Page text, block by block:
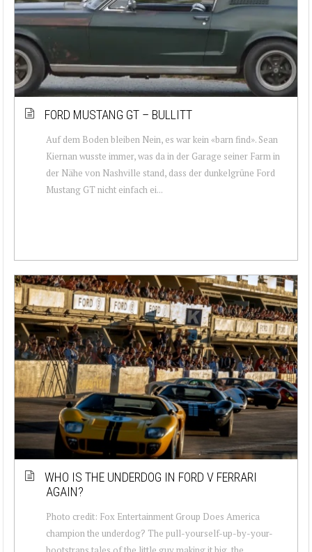
FORD MUSTANG GT – BULLITT
Auf dem Boden bleiben Nein, es war kein «barn find». Sean
Kiernan wusste immer, was da in der Garage seiner Farm in
der Nähe von Nashville stand, dass der dunkelgrüne Ford
Mustang GT nicht einfach ei...
WHO IS THE UNDERDOG IN FORD V FERRARI
AGAIN?
Photo credit: Fox Entertainment Group Does America
champion the underdog? The pull-yourself-up-by-your-